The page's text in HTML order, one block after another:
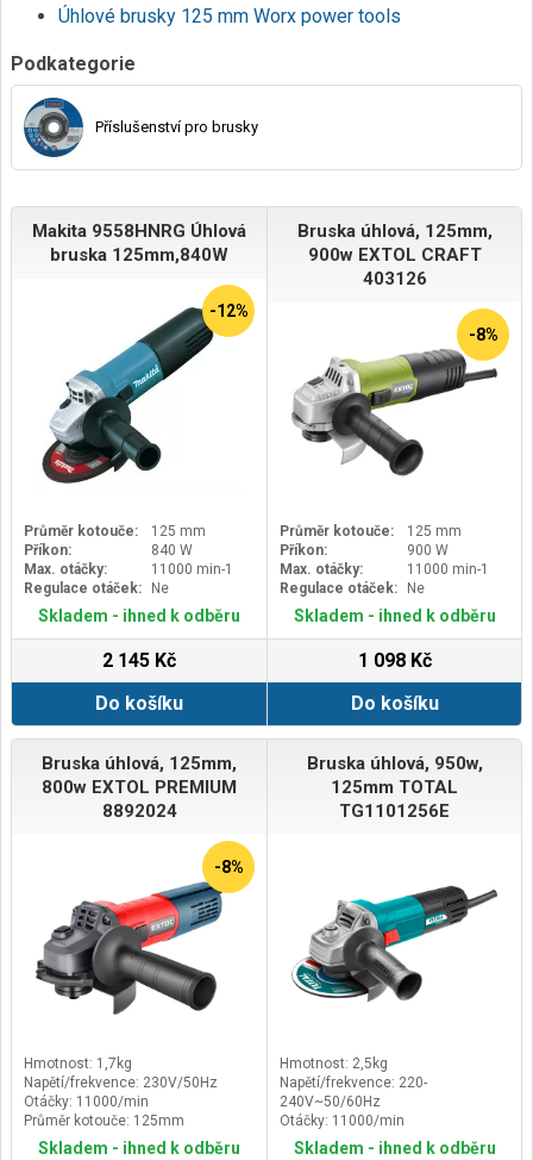
Úhlové brusky 125 mm Worx power tools
Podkategorie
Příslušenství pro brusky
Makita 9558HNRG Úhlová
bruska 125mm,840W
-12%
Průměr kotouče:
125 mm
Příkon:
840 W
Max. otáčky:
11000 min-1
Regulace otáček:
Ne
Skladem - ihned k odběru
2 145 Kč
Do košíku
Bruska úhlová, 125mm,
900w EXTOL CRAFT
403126
-8%
Průměr kotouče:
125 mm
Příkon:
900 W
Max. otáčky:
11000 min-1
Regulace otáček:
Ne
Skladem - ihned k odběru
1 098 Kč
Do košíku
Bruska úhlová, 125mm,
800w EXTOL PREMIUM
8892024
-8%
Hmotnost: 1,7kg
Napětí/frekvence: 230V/50Hz
Otáčky: 11000/min
Průměr kotouče: 125mm
Skladem - ihned k odběru
Bruska úhlová, 950w,
125mm TOTAL
TG1101256E
Hmotnost: 2,5kg
Napětí/frekvence: 220-
240V~50/60Hz
Otáčky: 11000/min
Průměr kotouče: 125mm
Skladem - ihned k odběru